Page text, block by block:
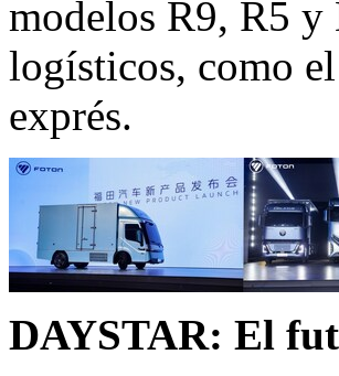
modelos R9, R5 y
logísticos, como
exprés.
DAYSTAR: El